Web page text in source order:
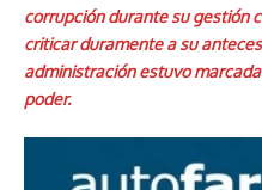
corrupción durante su gestión
criticar duramente a su
administración estuvo
poder.